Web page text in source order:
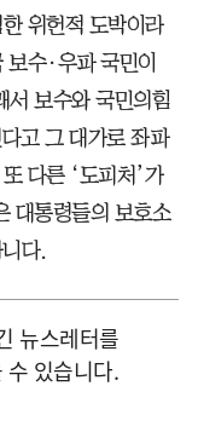
위헌적 도박이라
수·우파 국민이
서 보수와 국민의힘
고 그 대가로 좌파
다른 ‘도피처’가
대통령들의 보호소
다.
뉴스레터를
수 있습니다.